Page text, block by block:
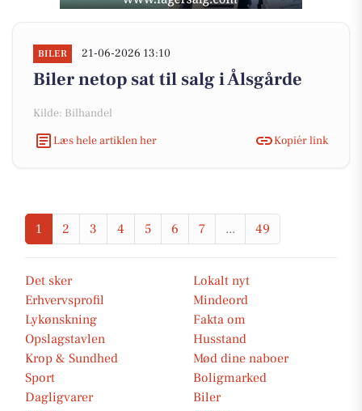
BILER 21-06-2026 13:10
Biler netop sat til salg i Ålsgårde
Kilde: Bilhandel
Læs hele artiklen her
Kopiér link
1 2 3 4 5 6 7 ... 49
Det sker
Lokalt nyt
Erhvervsprofil
Mindeord
Lykønskning
Fakta om
Opslagstavlen
Husstand
Krop & Sundhed
Mød dine naboer
Sport
Boligmarked
Dagligvarer
Biler